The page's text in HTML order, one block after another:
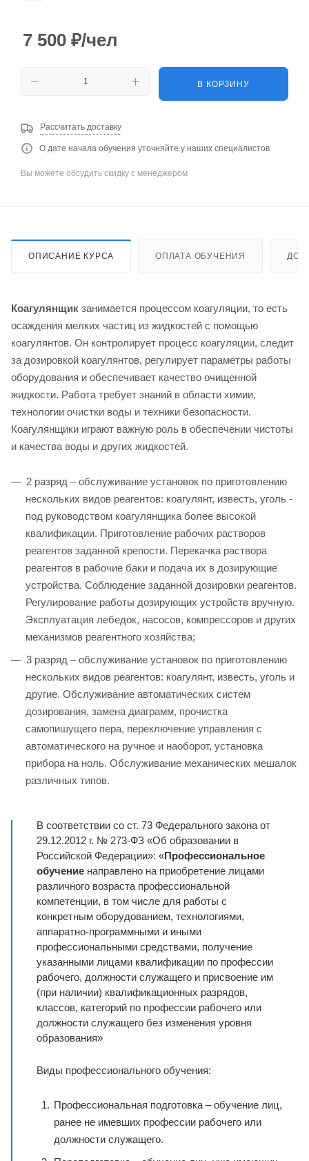
7 500 ₽/чел
В КОРЗИНУ
Рассчитать доставку
О дате начала обучения уточняйте у наших специалистов
Вы можете обсудить скидку с менеджером
ОПИСАНИЕ КУРСА ОПЛАТА ОБУЧЕНИЯ
Коагулянщик занимается процессом коагуляции, то есть
осаждения мелких частиц из жидкостей с помощью
коагулянтов. Он контролирует процесс коагуляции, следит
за дозировкой коагулянтов, регулирует параметры работы
оборудования и обеспечивает качество очищенной
жидкости. Работа требует знаний в области химии,
технологии очистки воды и техники безопасности.
Коагулянщики играют важную роль в обеспечении чистоты
и качества воды и других жидкостей.
2 разряд – обслуживание установок по приготовлению
нескольких видов реагентов: коагулянт, известь, уголь -
под руководством коагулянщика более высокой
квалификации. Приготовление рабочих растворов
реагентов заданной крепости. Перекачка раствора
реагентов в рабочие баки и подача их в дозирующие
устройства. Соблюдение заданной дозировки реагентов.
Регулирование работы дозирующих устройств вручную.
Эксплуатация лебедок, насосов, компрессоров и других
механизмов реагентного хозяйства;
3 разряд – обслуживание установок по приготовлению
нескольких видов реагентов: коагулянт, известь, уголь и
другие. Обслуживание автоматических систем
дозирования, замена диаграмм, прочистка
самопишущего пера, переключение управления с
автоматического на ручное и наоборот, установка
прибора на ноль. Обслуживание механических мешалок
различных типов.
В соответствии со ст. 73 Федерального закона от
29.12.2012 г. № 273-ФЗ «Об образовании в
Российской Федерации»: «Профессиональное
обучение направлено на приобретение лицами
различного возраста профессиональной
компетенции, в том числе для работы с
конкретным оборудованием, технологиями,
аппаратно-программными и иными
профессиональными средствами, получение
указанными лицами квалификации по профессии
рабочего, должности служащего и присвоение им
(при наличии) квалификационных разрядов,
классов, категорий по профессии рабочего или
должности служащего без изменения уровня
образования»
Виды профессионального обучения:
Профессиональная подготовка – обучение лиц,
ранее не имевших профессии рабочего или
должности служащего.